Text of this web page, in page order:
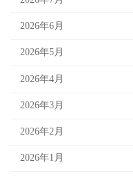
2026年6月
2026年5月
2026年4月
2026年3月
2026年2月
2026年1月